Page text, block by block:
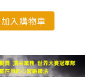
加入購物車